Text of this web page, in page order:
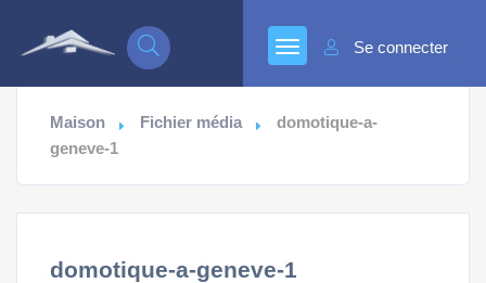
Se connecter
Maison Fichier média
domotique-a-
geneve-1
domotique-a-geneve-1